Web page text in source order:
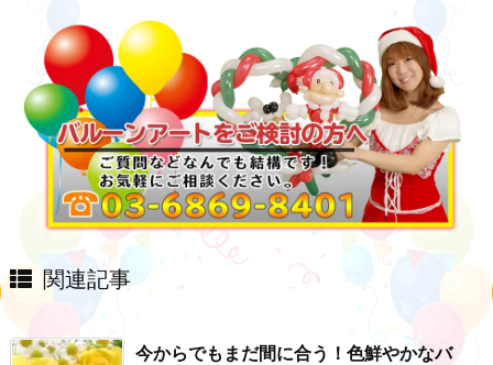
関連記事
今からでもまだ間に合う！色鮮やかなバ